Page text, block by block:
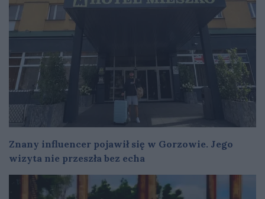
Znany influencer pojawił się w Gorzowie. Jego
wizyta nie przeszła bez echa